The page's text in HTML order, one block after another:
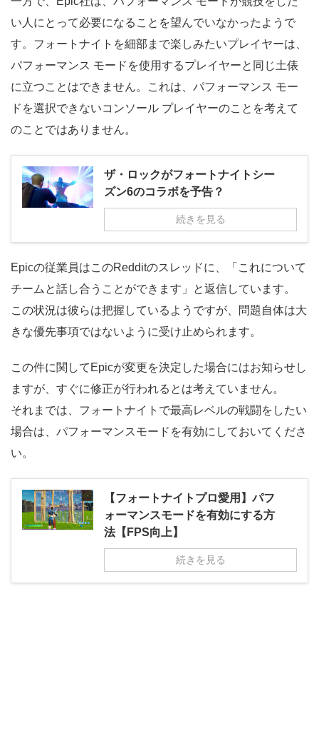
い人にとって必要になることを望んでいなかったようで
す。フォートナイトを細部まで楽しみたいプレイヤーは、
パフォーマンス モードを使用するプレイヤーと同じ土俵
に立つことはできません。これは、パフォーマンス モー
ドを選択できないコンソール プレイヤーのことを考えて
のことではありません。
ザ・ロックがフォートナイトシー
ズン6のコラボを予告？
続きを見る
Epicの従業員はこのRedditのスレッドに、「これについて
チームと話し合うことができます」と返信しています。
この状況は彼らは把握しているようですが、問題自体は大
きな優先事項ではないように受け止められます。
この件に関してEpicが変更を決定した場合にはお知らせし
ますが、すぐに修正が行われるとは考えていません。
それまでは、フォートナイトで最高レベルの戦闘をしたい
場合は、パフォーマンスモードを有効にしておいてくださ
い。
【フォートナイトプロ愛用】パフ
ォーマンスモードを有効にする方
法【FPS向上】
続きを見る